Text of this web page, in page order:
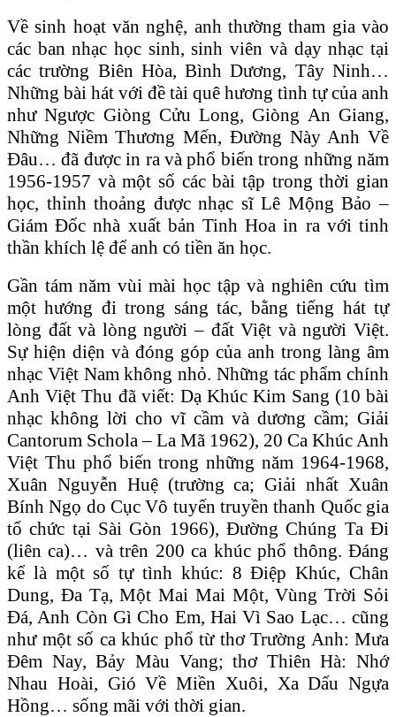
Về sinh hoạt văn nghệ, anh thường tham gia vào
các ban nhạc học sinh, sinh viên và dạy nhạc tại
các trường Biên Hòa, Bình Dương, Tây Ninh…
Những bài hát với đề tài quê hương tình tự của anh
như Ngược Giòng Cửu Long, Giòng An Giang,
Những Niềm Thương Mến, Đường Này Anh Về
Đâu… đã được in ra và phổ biến trong những năm
1956-1957 và một số các bài tập trong thời gian
học, thỉnh thoảng được nhạc sĩ Lê Mộng Bảo –
Giám Đốc nhà xuất bản Tinh Hoa in ra với tinh
thần khích lệ để anh có tiền ăn học.
Gần tám năm vùi mài học tập và nghiên cứu tìm
một hướng đi trong sáng tác, bằng tiếng hát tự
lòng đất và lòng người – đất Việt và người Việt.
Sự hiện diện và đóng góp của anh trong làng âm
nhạc Việt Nam không nhỏ. Những tác phẩm chính
Anh Việt Thu đã viết: Dạ Khúc Kim Sang (10 bài
nhạc không lời cho vĩ cầm và dương cầm; Giải
Cantorum Schola – La Mã 1962), 20 Ca Khúc Anh
Việt Thu phổ biến trong những năm 1964-1968,
Xuân Nguyễn Huệ (trường ca; Giải nhất Xuân
Bính Ngọ do Cục Vô tuyến truyền thanh Quốc gia
tổ chức tại Sài Gòn 1966), Đường Chúng Ta Đi
(liên ca)… và trên 200 ca khúc phổ thông. Đáng
kể là một số tự tình khúc: 8 Điệp Khúc, Chân
Dung, Đa Tạ, Một Mai Mai Một, Vùng Trời Sỏi
Đá, Anh Còn Gì Cho Em, Hai Vì Sao Lạc… cũng
như một số ca khúc phổ từ thơ Trường Anh: Mưa
Đêm Nay, Bảy Màu Vang; thơ Thiên Hà: Nhớ
Nhau Hoài, Gió Về Miền Xuôi, Xa Dấu Ngựa
Hồng… sống mãi với thời gian.